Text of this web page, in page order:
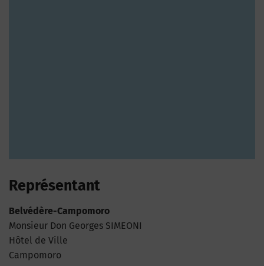
Représentant
Belvédère-Campomoro
Monsieur Don Georges SIMEONI
Hôtel de Ville
Campomoro